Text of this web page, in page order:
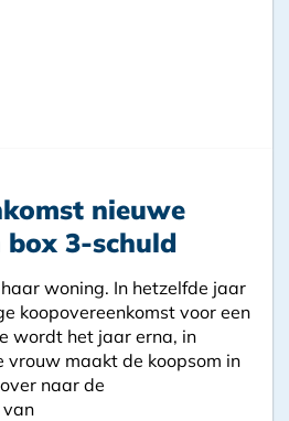
nieuwe
3-schuld
woning. In hetzelfde jaar
koopovereenkomst voor een
wordt het jaar erna, in
vrouw maakt de koopsom in
naar de